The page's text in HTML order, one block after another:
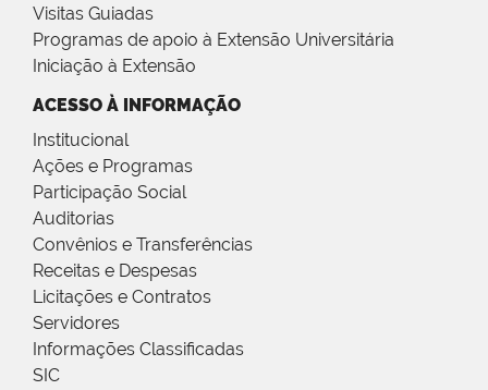
Visitas Guiadas
Programas de apoio à Extensão Universitária
Iniciação à Extensão
ACESSO À INFORMAÇÃO
Institucional
Ações e Programas
Participação Social
Auditorias
Convênios e Transferências
Receitas e Despesas
Licitações e Contratos
Servidores
Informações Classificadas
SIC